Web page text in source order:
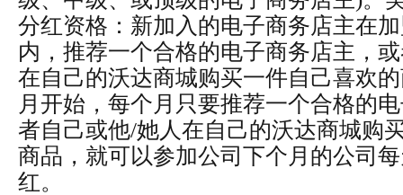
分红资格：新加入的电子商务店主在
内，推荐一个合格的电子商务店主，
在自己的沃达商城购买一件自己喜欢
月开始，每个月只要推荐一个合格的
者自己或他/她人在自己的沃达商城购
商品，就可以参加公司下个月的公司
红。